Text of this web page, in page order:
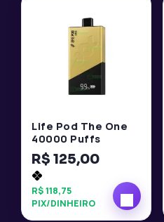
Life Pod The One
40000 Puffs
R$ 125,00
R$118,75
PIX/DINHEIRO